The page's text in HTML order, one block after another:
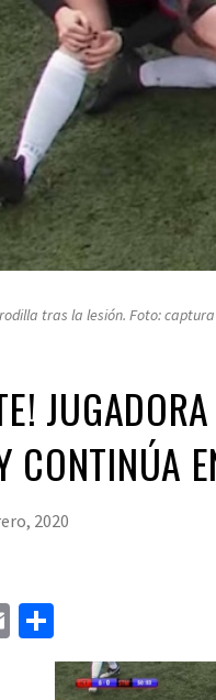
tras la lesión. Foto:
CONTINÚA
2020
Email